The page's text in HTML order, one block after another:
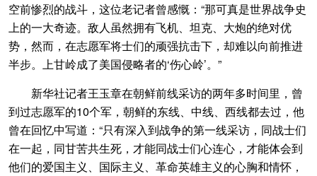
空前惨烈的战斗，这位老记者曾感慨：“那可真是世界战争史
上的一大奇迹。敌人虽然拥有飞机、坦克、大炮的绝对优
势，然而，在志愿军将士们的顽强抗击下，却难以向前推进
半步。上甘岭成了美国侵略者的‘伤心岭’。”
新华社记者王玉章在朝鲜前线采访的两年多时间里，曾
到过志愿军的10个军，朝鲜的东线、中线、西线都去过，他
曾在回忆中写道：“只有深入到战争的第一线采访，同战士们
在一起，同甘苦共生死，才能同战士们心连心，才能体会到
他们的爱国主义、国际主义、革命英雄主义的心胸和情怀，